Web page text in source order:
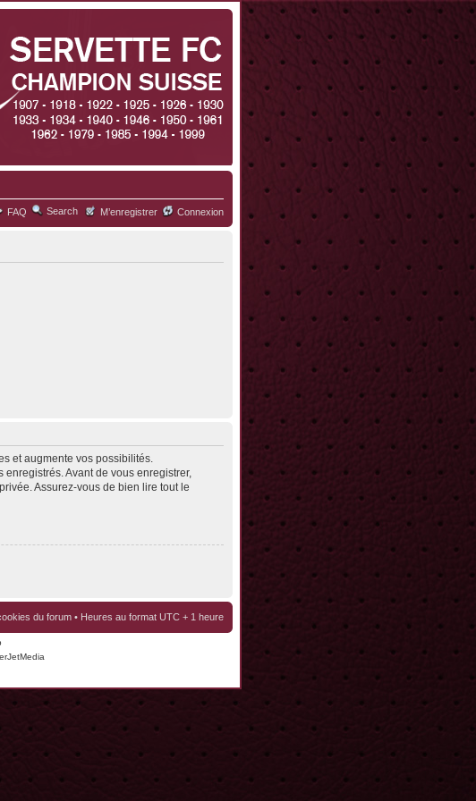
FAQ Search M’enregistrer Connexion
et augmente vos possibilités.
Avant de vous enregistrer,
Assurez-vous de bien lire tout le
du forum • Heures au format UTC + 1 heure